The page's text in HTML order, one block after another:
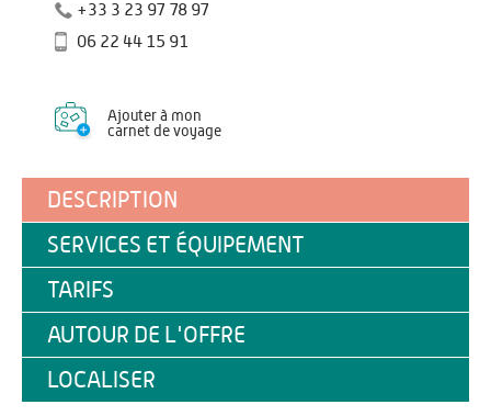
+33 3 23 97 78 97
06 22 44 15 91
Ajouter à mon
carnet de voyage
DESCRIPTION
SERVICES ET ÉQUIPEMENT
TARIFS
AUTOUR DE L'OFFRE
LOCALISER